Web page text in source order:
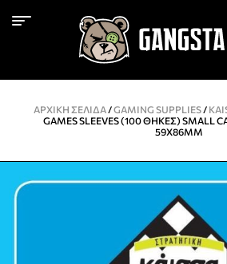
ΑΡΧΙΚΉ ΣΕΛΊΔΑ/GAMING SUPPLIES/
GAMES SLEEVES (100 ΘΉΚΕΣ) SMALL
59X86MM